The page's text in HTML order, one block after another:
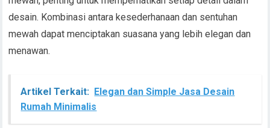
desain. Kombinasi antara kesederhanaan dan sentuhan
mewah dapat menciptakan suasana yang lebih elegan dan
menawan.
Artikel Terkait: Elegan dan Simple Jasa Desain
Rumah Minimalis